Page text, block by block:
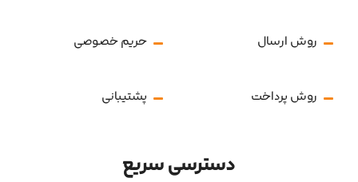
روش ارسال حریم خصوصی
روش پرداخت پشتیبانی
دسترسی سریع